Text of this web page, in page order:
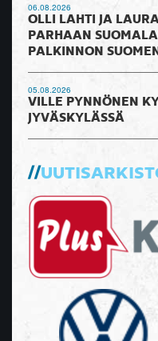
06.08.2026
OLLI LAHTI JA
PARHAAN
PALKINNON
05.08.2026
VILLE PYNNÖNEN
JYVÄSKYLÄSSÄ